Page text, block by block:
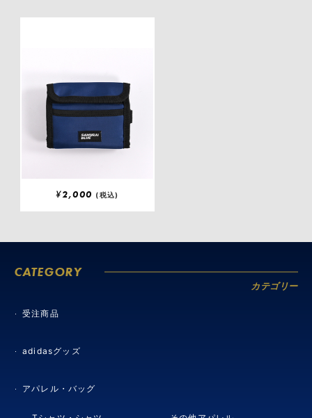
¥2,000 (税込)
CATEGORY
カテゴリー
受注商品
adidasグッズ
アパレル・バッグ